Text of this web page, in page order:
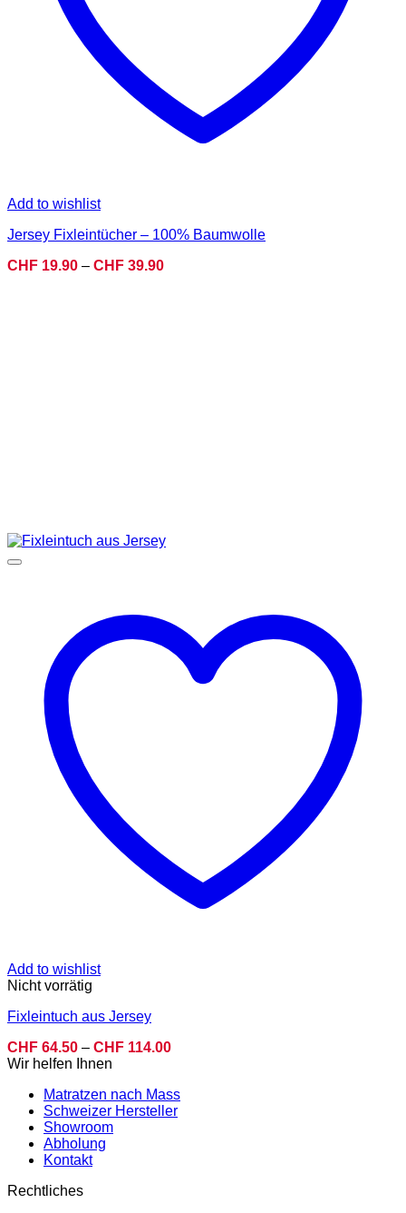
Add to wishlist
Jersey Fixleintücher – 100% Baumwolle
CHF 19.90 – CHF 39.90Preisspanne:
Add to wishlist
Nicht vorrätig
Fixleintuch aus Jersey
CHF 64.50 – CHF 114.00Preisspanne:
CHF 114.00
Wir helfen Ihnen
Matratzen nach Mass
Schweizer Hersteller
Showroom
Abholung
Kontakt
Rechtliches